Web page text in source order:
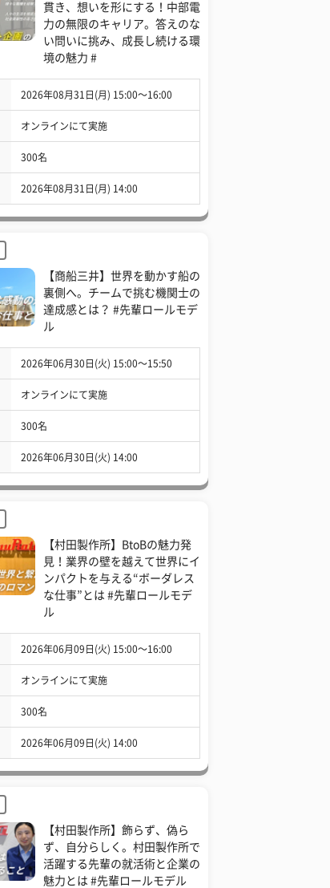
貫き、想いを形にする！中部電
力の無限のキャリア。答えのな
い問いに挑み、成長し続ける環
境の魅力 #
2026年08月31日(月) 15:00〜16:00
オンラインにて実施
300名
2026年08月31日(月) 14:00
【商船三井】世界を動かす船の
裏側へ。チームで挑む機関士の
達成感とは？ #先輩ロールモデ
ル
2026年06月30日(火) 15:00〜15:50
オンラインにて実施
300名
2026年06月30日(火) 14:00
【村田製作所】BtoBの魅力発
見！業界の壁を越えて世界にイ
ンパクトを与える“ボーダレス
な仕事”とは #先輩ロールモデ
ル
2026年06月09日(火) 15:00〜16:00
オンラインにて実施
300名
2026年06月09日(火) 14:00
【村田製作所】飾らず、偽ら
ず、自分らしく。村田製作所で
活躍する先輩の就活術と企業の
魅力とは #先輩ロールモデル